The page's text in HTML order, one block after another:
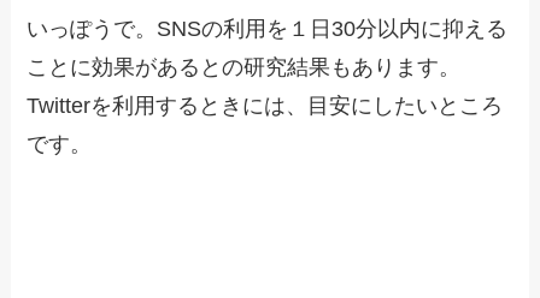
いっぽうで。SNSの利用を１日30分以内に抑える
ことに効果があるとの研究結果もあります。
Twitterを利用するときには、目安にしたいところ
です。